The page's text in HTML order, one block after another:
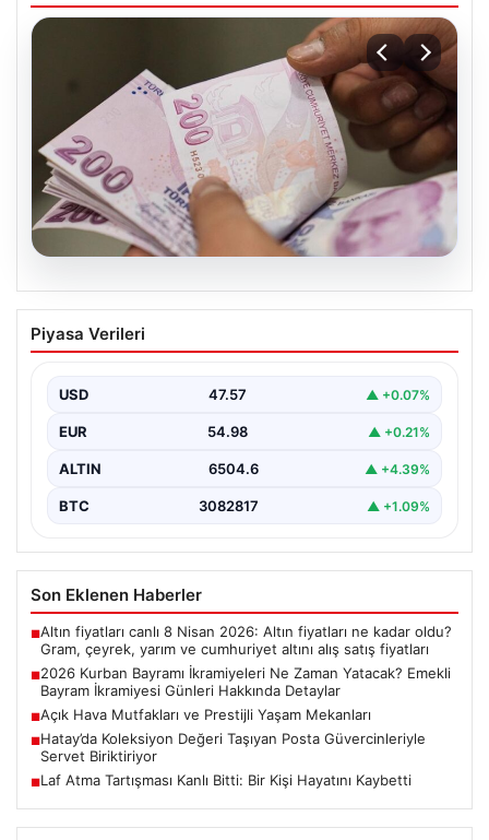
04.08.2026
2026 Kurban Bayramı İkramiyeleri Ne
Zaman Yatacak? Emekli Bayram
2026 yılı Kurban Bayramı'nın yaklaşmasıyla birlikte,
ikramiyelerinin ne…
Piyasa Verileri
USD 47.57 ▲ +0.07%
EUR 54.98 ▲ +0.21%
ALTIN 6504.6 ▲ +4.39%
BTC 3082817 ▲ +1.09%
Son Eklenen Haberler
■Altın fiyatları canlı 8 Nisan 2026: Altın fiyatları ne kadar oldu?
Gram, çeyrek, yarım ve cumhuriyet altını alış satış fiyatları
■2026 Kurban Bayramı İkramiyeleri Ne Zaman Yatacak? Emekli
Bayram İkramiyesi Günleri Hakkında Detaylar
■Açık Hava Mutfakları ve Prestijli Yaşam Mekanları
■Hatay’da Koleksiyon Değeri Taşıyan Posta Güvercinleriyle
Servet Biriktiriyor
■Laf Atma Tartışması Kanlı Bitti: Bir Kişi Hayatını Kaybetti